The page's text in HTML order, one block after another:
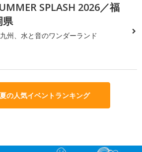
SPLASH 2026／福
県
州、水と音のワンダーランド
の人気イベントランキング